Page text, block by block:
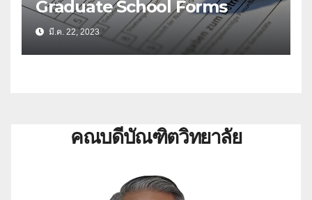
Graduate School Forms
มี.ค. 22, 2023
คณบดีบัณฑิตวิทยาลัย